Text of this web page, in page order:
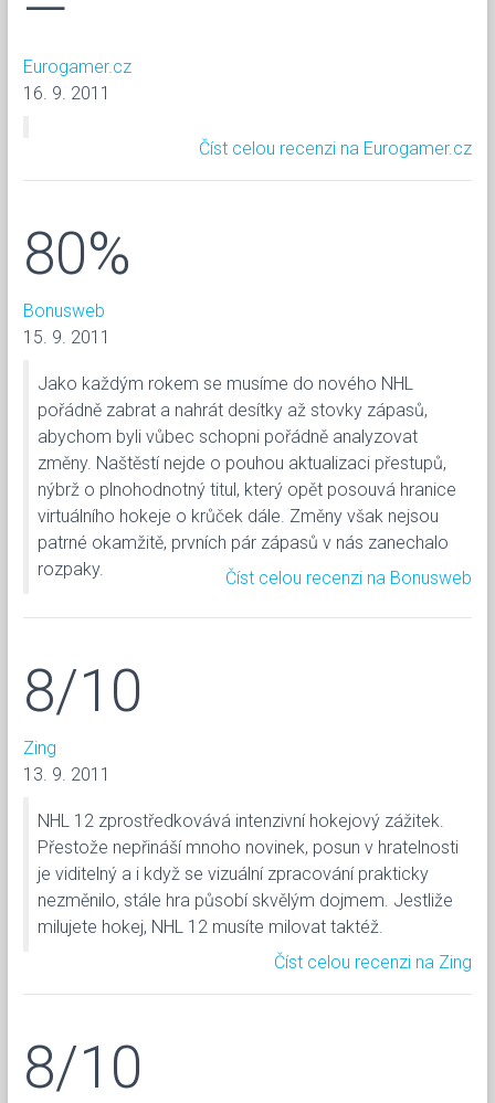
Eurogamer.cz
16. 9. 2011
Číst celou recenzi na Eurogamer.cz
80%
Bonusweb
15. 9. 2011
Jako každým rokem se musíme do nového NHL
pořádně zabrat a nahrát desítky až stovky zápasů,
abychom byli vůbec schopni pořádně analyzovat
změny. Naštěstí nejde o pouhou aktualizaci přestupů,
nýbrž o plnohodnotný titul, který opět posouvá hranice
virtuálního hokeje o krůček dále. Změny však nejsou
patrné okamžitě, prvních pár zápasů v nás zanechalo
rozpaky.
Číst celou recenzi na Bonusweb
8/10
Zing
13. 9. 2011
NHL 12 zprostředkovává intenzivní hokejový zážitek.
Přestože nepřináší mnoho novinek, posun v hratelnosti
je viditelný a i když se vizuální zpracování prakticky
nezměnilo, stále hra působí skvělým dojmem. Jestliže
milujete hokej, NHL 12 musíte milovat taktéž.
Číst celou recenzi na Zing
8/10